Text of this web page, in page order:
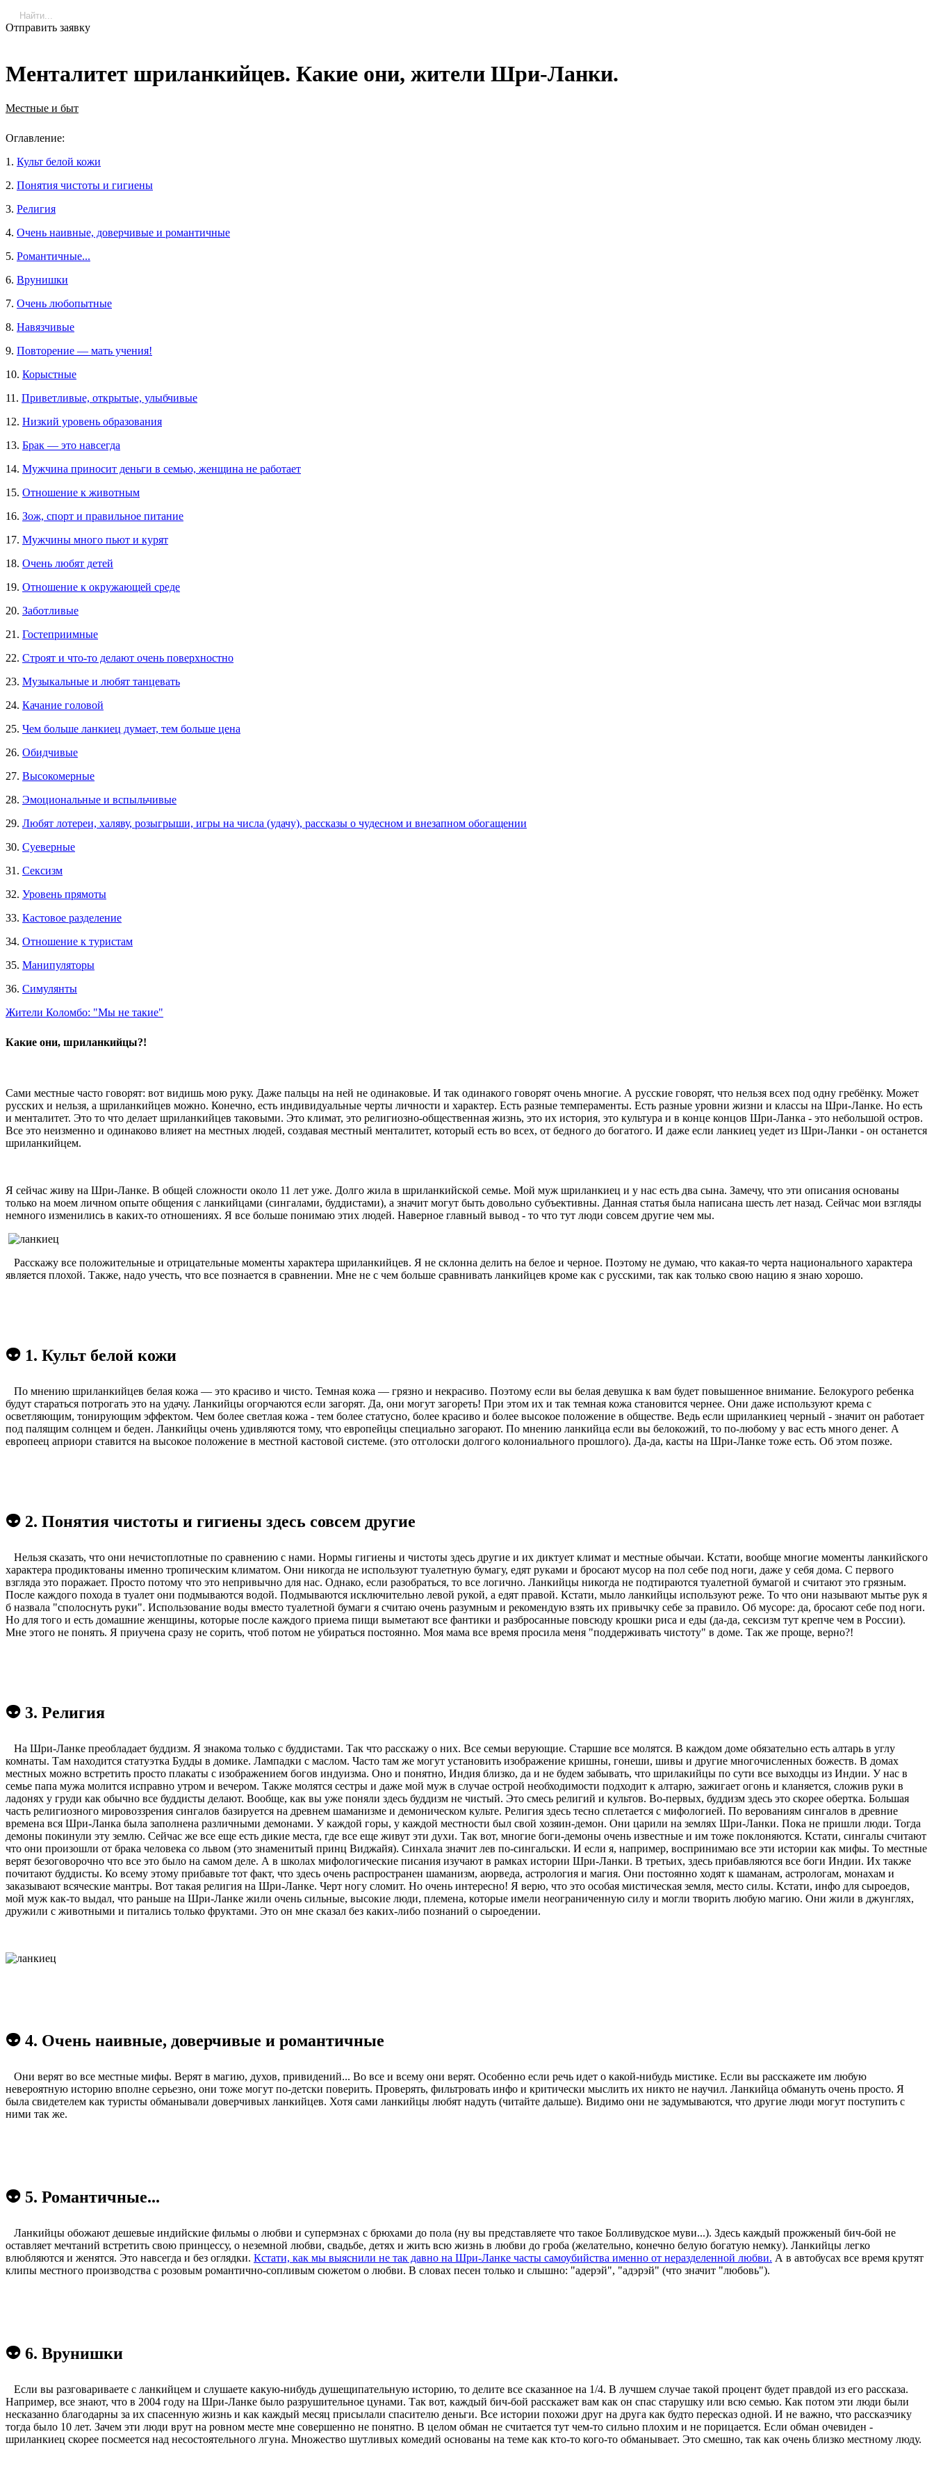
Отправить заявку
Менталитет шриланкийцев. Какие они, жители Шри-Ланки.
Местные и быт
Оглавление:
1. Культ белой кожи
2. Понятия чистоты и гигиены
3. Религия
4. Очень наивные, доверчивые и романтичные
5. Романтичные...
6. Врунишки
7. Очень любопытные
8. Навязчивые
9. Повторение — мать учения!
10. Корыстные
11. Приветливые, открытые, улыбчивые
12. Низкий уровень образования
13. Брак — это навсегда
14. Мужчина приносит деньги в семью, женщина не работает
15. Отношение к животным
16. Зож, спорт и правильное питание
17. Мужчины много пьют и курят
18. Очень любят детей
19. Отношение к окружающей среде
20. Заботливые
21. Гостеприимные
22. Строят и что-то делают очень поверхностно
23. Музыкальные и любят танцевать
24. Качание головой
25. Чем больше ланкиец думает, тем больше цена
26. Обидчивые
27. Высокомерные
28. Эмоциональные и вспыльчивые
29. Любят лотереи, халяву, розыгрыши, игры на числа (удачу), рассказы о чудесном и внезапном обогащении
30. Суеверные
31. Сексизм
32. Уровень прямоты
33. Кастовое разделение
34. Отношение к туристам
35. Манипуляторы
36. Симулянты
Жители Коломбо: "Мы не такие"
Какие они, шриланкийцы?!
Сами местные часто говорят: вот видишь мою руку. Даже пальцы на ней не одинаковые. И так одинакого говорят очень многие. А русские говорят, что нельзя всех под одну гребёнку. Может
русских и нельзя, а шриланкийцев можно. Конечно, есть индивидуальные черты личности и характер. Есть разные темпераменты. Есть разные уровни жизни и классы на Шри-Ланке. Но есть
и менталитет. Это то что делает шриланкийцев таковыми. Это климат, это религиозно-общественная жизнь, это их история, это культура и в конце концов Шри-Ланка - это небольшой остров.
Все это неизменно и одинаково влияет на местных людей, создавая местный менталитет, который есть во всех, от бедного до богатого. И даже если ланкиец уедет из Шри-Ланки - он останется
шриланкийцем.
Я сейчас живу на Шри-Ланке. В общей сложности около 11 лет уже. Долго жила в шриланкийской семье. Мой муж шриланкиец и у нас есть два сына. Замечу, что эти описания основаны
только на моем личном опыте общения с ланкийцами (сингалами, буддистами), а значит могут быть довольно субъективны. Данная статья была написана шесть лет назад. Сейчас мои взгляды
немного изменились в каких-то отношениях. Я все больше понимаю этих людей. Наверное главный вывод - то что тут люди совсем другие чем мы.
Расскажу все положительные и отрицательные моменты характера шриланкийцев. Я не склонна делить на белое и черное. Поэтому не думаю, что какая-то черта национального характера
является плохой. Также, надо учесть, что все познается в сравнении. Мне не с чем больше сравнивать ланкийцев кроме как с русскими, так как только свою нацию я знаю хорошо.
👽 1. Культ белой кожи
По мнению шриланкийцев белая кожа — это красиво и чисто. Темная кожа — грязно и некрасиво. Поэтому если вы белая девушка к вам будет повышенное внимание. Белокурого ребенка
будут стараться потрогать это на удачу. Ланкийцы огорчаются если загорят. Да, они могут загореть! При этом их и так темная кожа становится чернее. Они даже используют крема с
осветляющим, тонирующим эффектом. Чем более светлая кожа - тем более статусно, более красиво и более высокое положение в обществе. Ведь если шриланкиец черный - значит он работает
под палящим солнцем и беден. Ланкийцы очень удивляются тому, что европейцы специально загорают. По мнению ланкийца если вы белокожий, то по-любому у вас есть много денег. А
европеец априори ставится на высокое положение в местной кастовой системе. (это отголоски долгого колониального прошлого). Да-да, касты на Шри-Ланке тоже есть. Об этом позже.
👽 2. Понятия чистоты и гигиены здесь совсем другие
Нельзя сказать, что они нечистоплотные по сравнению с нами. Нормы гигиены и чистоты здесь другие и их диктует климат и местные обычаи. Кстати, вообще многие моменты ланкийского
характера продиктованы именно тропическим климатом. Они никогда не используют туалетную бумагу, едят руками и бросают мусор на пол себе под ноги, даже у себя дома. С первого
взгляда это поражает. Просто потому что это непривычно для нас. Однако, если разобраться, то все логично. Ланкийцы никогда не подтираются туалетной бумагой и считают это грязным.
После каждого похода в туалет они подмываются водой. Подмываются исключительно левой рукой, а едят правой. Кстати, мыло ланкийцы используют реже. То что они называют мытье рук я
б назвала "сполоснуть руки". Использование воды вместо туалетной бумаги я считаю очень разумным и рекомендую взять их привычку себе за правило. Об мусоре: да, бросают себе под ноги.
Но для того и есть домашние женщины, которые после каждого приема пищи выметают все фантики и разбросанные повсюду крошки риса и еды (да-да, сексизм тут крепче чем в России).
Мне этого не понять. Я приучена сразу не сорить, чтоб потом не убираться постоянно. Моя мама все время просила меня "поддерживать чистоту" в доме. Так же проще, верно?!
👽 3. Религия
На Шри-Ланке преобладает буддизм. Я знакома только с буддистами. Так что расскажу о них. Все семьи верующие. Старшие все молятся. В каждом доме обязательно есть алтарь в углу
комнаты. Там находится статуэтка Будды в домике. Лампадки с маслом. Часто там же могут установить изображение кришны, гонеши, шивы и другие многочисленных божеств. В домах
местных можно встретить просто плакаты с изображением богов индуизма. Оно и понятно, Индия близко, да и не будем забывать, что шрилакийцы по сути все выходцы из Индии. У нас в
семье папа мужа молится исправно утром и вечером. Также молятся сестры и даже мой муж в случае острой необходимости подходит к алтарю, зажигает огонь и кланяется, сложив руки в
ладонях у груди как обычно все буддисты делают. Вообще, как вы уже поняли здесь буддизм не чистый. Это смесь религий и культов. Во-первых, буддизм здесь это скорее обертка. Большая
часть религиозного мировоззрения сингалов базируется на древнем шаманизме и демоническом культе. Религия здесь тесно сплетается с мифологией. По верованиям сингалов в древние
времена вся Шри-Ланка была заполнена различными демонами. У каждой горы, у каждой местности был свой хозяин-демон. Они царили на землях Шри-Ланки. Пока не пришли люди. Тогда
демоны покинули эту землю. Сейчас же все еще есть дикие места, где все еще живут эти духи. Так вот, многие боги-демоны очень известные и им тоже поклоняются. Кстати, сингалы считают
что они произошли от брака человека со львом (это знаменитый принц Виджайя). Синхала значит лев по-сингальски. И если я, например, воспринимаю все эти истории как мифы. То местные
верят безоговорочно что все это было на самом деле. А в школах мифологические писания изучают в рамках истории Шри-Ланки. В третьих, здесь прибавляются все боги Индии. Их также
почитают буддисты. Ко всему этому прибавьте тот факт, что здесь очень распространен шаманизм, аюрведа, астрология и магия. Они постоянно ходят к шаманам, астрологам, монахам и
заказывают всяческие мантры. Вот такая религия на Шри-Ланке. Черт ногу сломит. Но очень интересно! Я верю, что это особая мистическая земля, место силы. Кстати, инфо для сыроедов,
мой муж как-то выдал, что раньше на Шри-Ланке жили очень сильные, высокие люди, племена, которые имели неограниченную силу и могли творить любую магию. Они жили в джунглях,
дружили с животными и питались только фруктами. Это он мне сказал без каких-либо познаний о сыроедении.
👽 4. Очень наивные, доверчивые и романтичные
Они верят во все местные мифы. Верят в магию, духов, привидений... Во все и всему они верят. Особенно если речь идет о какой-нибудь мистике. Если вы расскажете им любую
невероятную историю вполне серьезно, они тоже могут по-детски поверить. Проверять, фильтровать инфо и критически мыслить их никто не научил. Ланкийца обмануть очень просто. Я
была свидетелем как туристы обманывали доверчивых ланкийцев. Хотя сами ланкийцы любят надуть (читайте дальше). Видимо они не задумываются, что другие люди могут поступить с
ними так же.
👽 5. Романтичные...
Ланкийцы обожают дешевые индийские фильмы о любви и супермэнах с брюхами до пола (ну вы представляете что такое Болливудское муви...). Здесь каждый прожженый бич-бой не
оставляет мечтаний встретить свою принцессу, о неземной любви, свадьбе, детях и жить всю жизнь в любви до гроба (желательно, конечно белую богатую немку). Ланкийцы легко
влюбляются и женятся. Это навсегда и без оглядки. Кстати, как мы выяснили не так давно на Шри-Ланке часты самоубийства именно от неразделенной любви. А в автобусах все время крутят
клипы местного производства с розовым романтично-сопливым сюжетом о любви. В словах песен только и слышно: "адерэй", "адэрэй" (что значит "любовь").
👽 6. Врунишки
Если вы разговариваете с ланкийцем и слушаете какую-нибудь душещипательную историю, то делите все сказанное на 1/4. В лучшем случае такой процент будет правдой из его рассказа.
Например, все знают, что в 2004 году на Шри-Ланке было разрушительное цунами. Так вот, каждый бич-бой расскажет вам как он спас старушку или всю семью. Как потом эти люди были
несказанно благодарны за их спасенную жизнь и как каждый месяц присылали спасителю деньги. Все истории похожи друг на друга как будто пересказ одной. И не важно, что рассказчику
тогда было 10 лет. Зачем эти люди врут на ровном месте мне совершенно не понятно. В целом обман не считается тут чем-то сильно плохим и не порицается. Если обман очевиден -
шриланкиец скорее посмеется над несостоятельного лгуна. Множество шутливых комедий основаны на теме как кто-то кого-то обманывает. Это смешно, так как очень близко местному люду.